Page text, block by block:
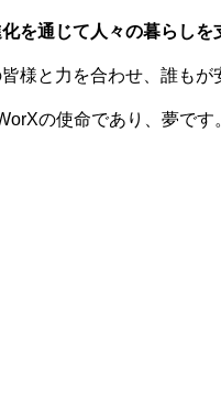
を通じて人々の暮らし
様と力を合わせ、誰も
の使命であり、夢です